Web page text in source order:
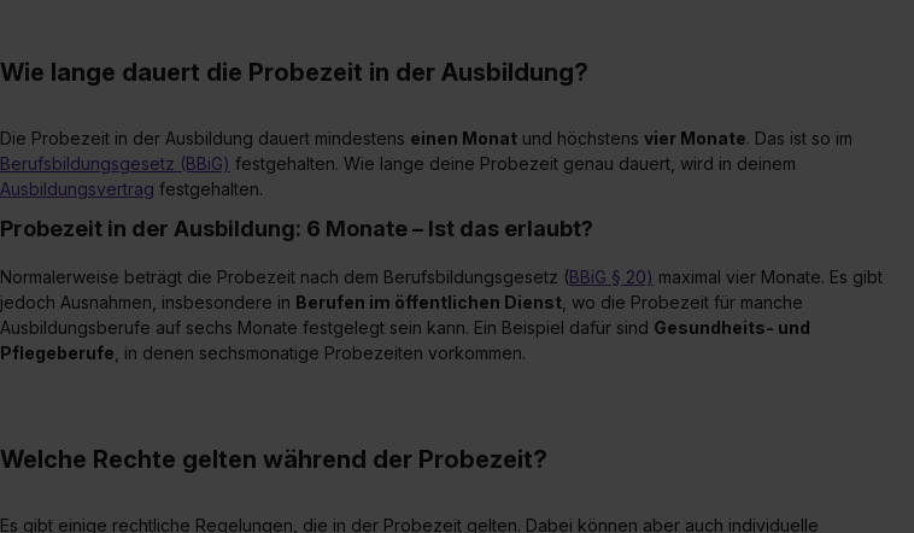
Wie lange dauert die Probezeit in der Ausbildung?
Die Probezeit in der Ausbildung dauert mindestens einen Monat und höchstensvier Monate. Das ist so im
Berufsbildungsgesetz (BBiG) festgehalten. Wie lange deine Probezeit genau dauert, wird in deinem
Ausbildungsvertrag festgehalten.
Probezeit in der Ausbildung: 6 Monate – Ist das erlaubt?
Normalerweise beträgt die Probezeit nach dem Berufsbildungsgesetz (BBiG § 20) maximal vier Monate. Es gibt
jedoch Ausnahmen, insbesondere in Berufen im öffentlichen Dienst , wo die Probezeit für manche
Ausbildungsberufe auf sechs Monate festgelegt sein kann. Ein Beispiel dafür sind Gesundheits- und
Pflegeberufe , in denen sechsmonatige Probezeiten vorkommen.
Welche Rechte gelten während der Probezeit?
Es gibt einige rechtliche Regelungen, die in der Probezeit gelten. Dabei können aber auch individuelle